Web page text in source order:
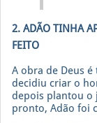
2. ADÃO TINHA
FEITO
A obra de Deus
decidiu criar o
depois plantou o
pronto, Adão foi